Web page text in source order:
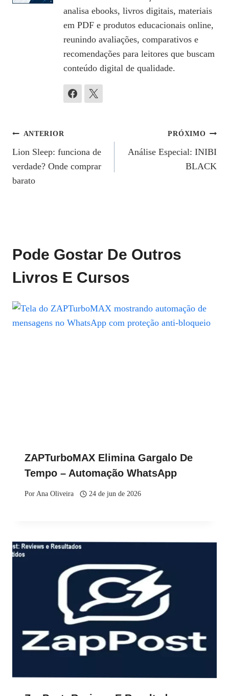
analisa ebooks, livros digitais, materiais
em PDF e produtos educacionais online,
reunindo avaliações, comparativos e
recomendações para leitores que buscam
conteúdo digital de qualidade.
Navegação
De
Post
ANTERIOR
Lion Sleep: funciona de
verdade? Onde comprar
barato
PRÓXIMO
Análise Especial: INIBI
BLACK
Pode Gostar De Outros
Livros E Cursos
ZAPTurboMAX Elimina Gargalo De
Tempo – Automação WhatsApp
PorAna Oliveira 24 de jun de 2026